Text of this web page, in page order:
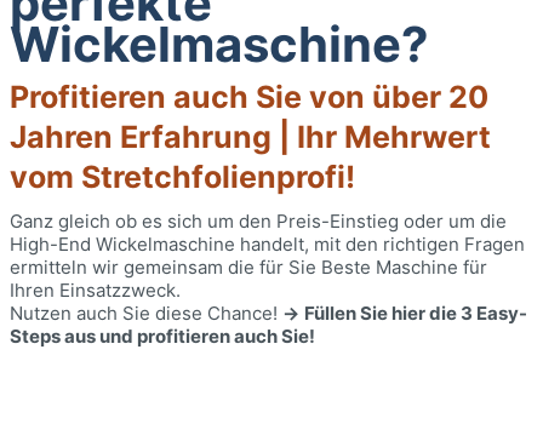
Wickelmaschine?
Profitieren auch Sie von über 20
Jahren Erfahrung | Ihr Mehrwert
vom Stretchfolienprofi!
Ganz gleich ob es sich um den Preis-Einstieg oder um die
High-End Wickelmaschine handelt, mit den richtigen Fragen
ermitteln wir gemeinsam die für Sie Beste Maschine für
Ihren Einsatzzweck.
Nutzen auch Sie diese Chance! -> Füllen Sie hier die 3 Easy-
Steps aus und profitieren auch Sie!